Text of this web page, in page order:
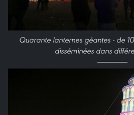
Quarante lanternes géantes - de
disséminées dans